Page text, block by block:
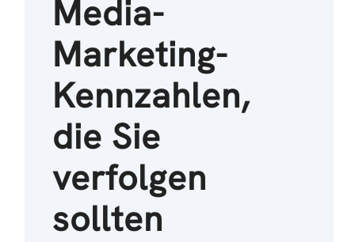
Media-
Marketing-
Kennzahlen,
die Sie
verfolgen
sollten